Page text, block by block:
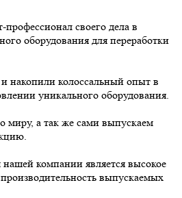
своего дела в
оборудования для переработки
накопили колоссальный опыт в
уникального оборудования.
миру, а так же сами выпускаем
компании является высокое
выпускаемых